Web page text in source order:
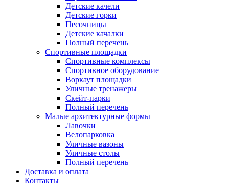
Детские качели
Детские горки
Песочницы
Детские качалки
Полный перечень
Спортивные площадки
Спортивные комплексы
Спортивное оборудование
Воркаут площадки
Уличные тренажеры
Скейт-парки
Полный перечень
Малые архитектурные формы
Лавочки
Велопарковка
Уличные вазоны
Уличные столы
Полный перечень
Доставка и оплата
Контакты